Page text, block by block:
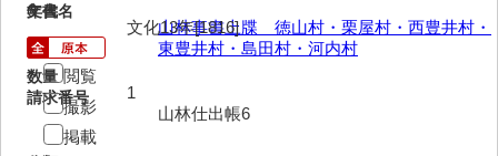
山野懸合録
御猟御行歩御供触記
6
文書名
山林事書上牒 徳山村・栗屋村・西豊井村・
東豊井村・島田村・河内村
請求番号
山林仕出帳6
年代
文化13年[1816]
数量
1
閲覧
撮影
掲載